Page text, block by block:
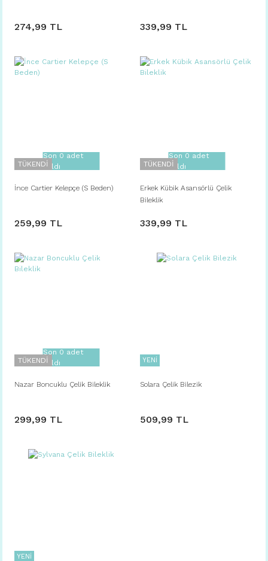
274,99 TL 339,99 TL
TÜKENDİ
Son 0 adet
kaldı
İnce Cartier Kelepçe (S Beden)
259,99 TL
TÜKENDİ
Son 0 adet
kaldı
Erkek Kübik Asansörlü Çelik
Bileklik
339,99 TL
TÜKENDİ
Son 0 adet
kaldı
Nazar Boncuklu Çelik Bileklik
299,99 TL
YENİ
Solara Çelik Bilezik
509,99 TL
YENİ